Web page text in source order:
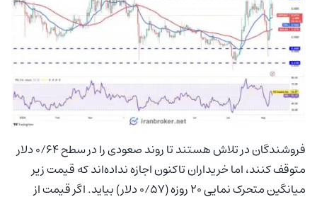
فروشندگان در تلاش هستند تا روند صعودی را در سطح ۰/۶۴ دلار
متوقف کنند، اما خریداران تاکنون اجازه نداده‌اند که قیمت زیر
میانگین متحرک نمایی ۲۰ روزه (۰/۵۷ دلار) بیاید. اگر قیمت از